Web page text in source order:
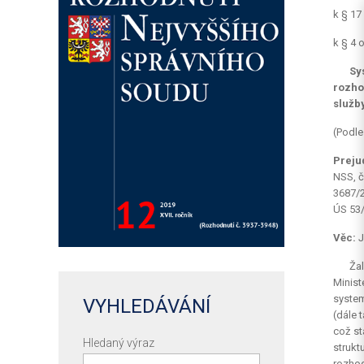
k §
k § 4
služby.
NSS,
3687/
ÚS
Věc:
(dále
což
VYHLEDÁVÁNÍ
Hledaný výraz